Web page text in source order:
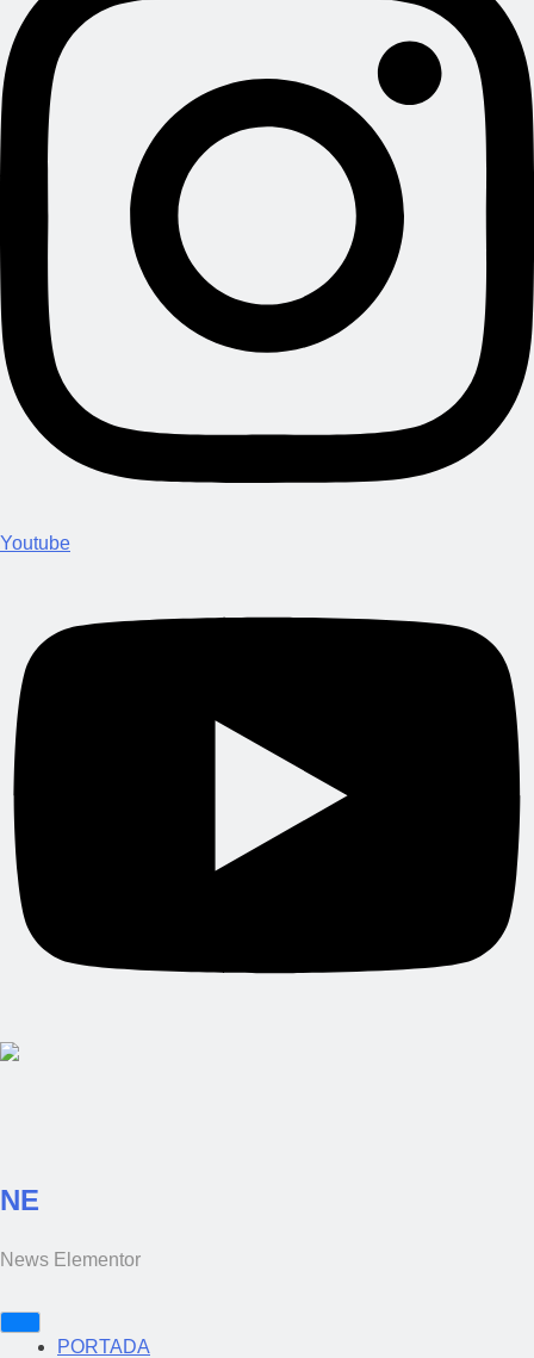
Youtube
NE
News Elementor
PORTADA